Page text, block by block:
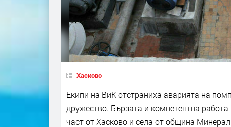
Хасково
Екипи на ВиК отстраниха аварията на
дружество. Бързата и компетентна
част от Хасково и села от община